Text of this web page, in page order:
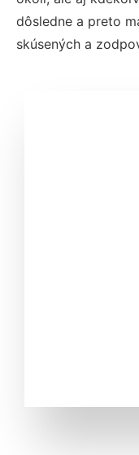
dôsledne a preto
skúsených a